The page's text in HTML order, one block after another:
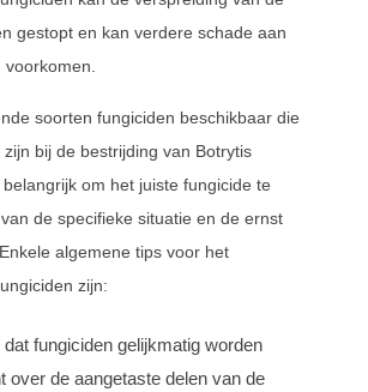
gestopt en kan verdere schade aan
soorten fungiciden beschikbaar die
bij de bestrijding van Botrytis
om het juiste fungicide te
de specifieke situatie en de ernst
algemene tips voor het
zijn:
fungiciden gelijkmatig worden
over de aangetaste delen van de